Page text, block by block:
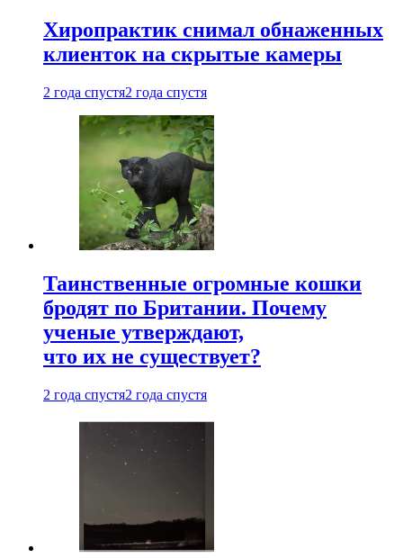
Хиропрактик снимал обнаженных
клиенток на скрытые камеры
2 года спустя2 года спустя
Таинственные огромные кошки
бродят по Британии. Почему
ученые утверждают,
что их не существует?
2 года спустя2 года спустя